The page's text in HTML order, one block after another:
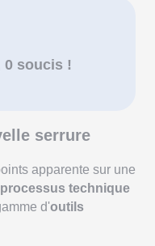
0 soucis !
serrure
apparente sur une
processus technique
d'outils